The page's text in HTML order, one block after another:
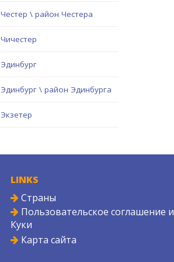
Честер \ район Честера
Чичестер
Эдинбург
Эдинбург \ район Эдинбурга
Экзетер
LINKS
Страны
Пользовательское соглашение и
Куки
Карта сайта